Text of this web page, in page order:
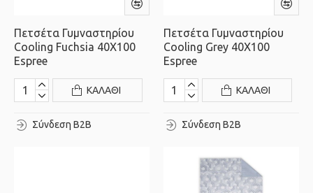
Πετσέτα Γυμναστηρίου
Cooling Fuchsia 40X100
Espree
ΚΑΛΆΘΙ
Σύνδεση B2B
Πετσέτα Γυμναστηρίου
Cooling Grey 40X100
Espree
ΚΑΛΆΘΙ
Σύνδεση B2B